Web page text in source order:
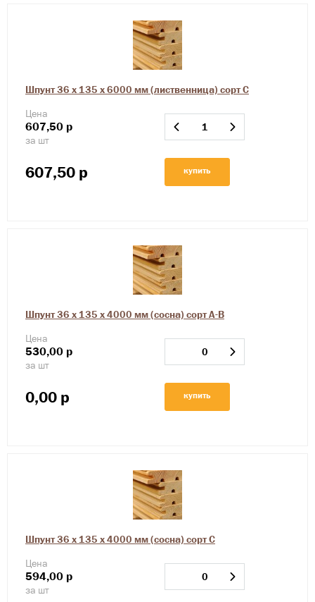
Шпунт 36 х 135 х 6000 мм (лиственница) сорт С
Цена
607,50 р
за шт
607,50 р купить
Шпунт 36 х 135 х 4000 мм (сосна) сорт А-В
Цена
530,00 р
за шт
0,00 р купить
Шпунт 36 х 135 х 4000 мм (сосна) сорт С
Цена
594,00 р
за шт